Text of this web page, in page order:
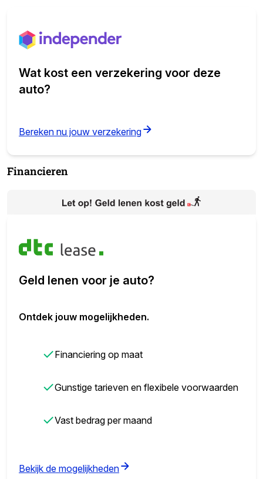
Wat kost een verzekering voor deze
auto?
Bereken nu jouw verzekering
Financieren
Geld lenen voor je auto?
Ontdek jouw mogelijkheden.
✓Financiering op maat
✓Gunstige tarieven en flexibele voorwaarden
✓Vast bedrag per maand
Bekijk de mogelijkheden